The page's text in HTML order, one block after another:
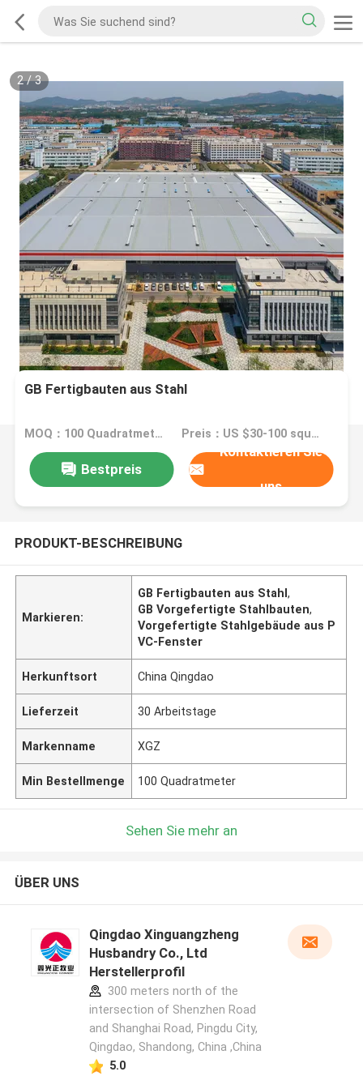
2/3
GB Fertigbauten aus Stahl
MOQ：100 Quadratmeter Preis：US $30-100 square meter
Bestpreis
Kontaktieren Sie
uns
PRODUKT-BESCHREIBUNG
Markieren:
GB Fertigbauten aus Stahl,
GB Vorgefertigte Stahlbauten,
Vorgefertigte Stahlgebäude aus P
VC-Fenster
Herkunftsort China Qingdao
Lieferzeit 30 Arbeitstage
Markenname XGZ
Min Bestellmenge 100 Quadratmeter
Sehen Sie mehr an
ÜBER UNS
Qingdao Xinguangzheng
Husbandry Co., Ltd
Herstellerprofil
300 meters north of the
intersection of Shenzhen Road
and Shanghai Road, Pingdu City,
Qingdao, Shandong, China ,China
5.0